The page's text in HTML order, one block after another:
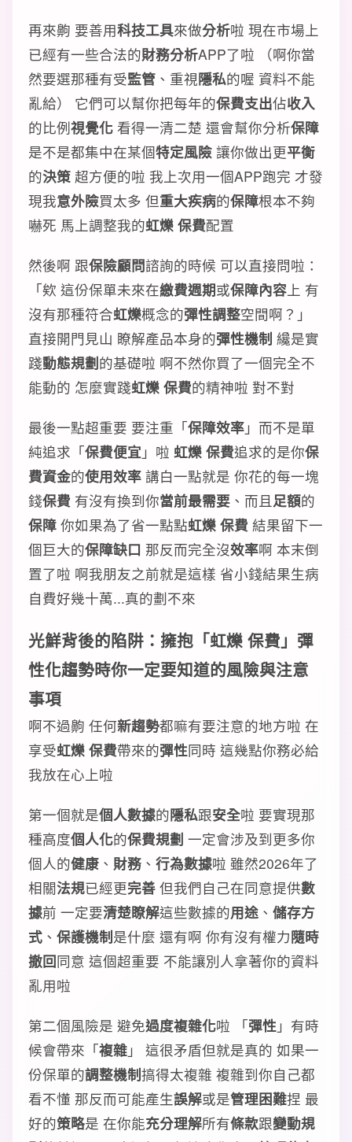
再來齁 要善用科技工具來做分析啦 現在市場上
已經有一些合法的財務分析APP了啦 （啊你當
然要選那種有受監管 、重視隱私的喔 資料不能
亂給） 它們可以幫你把每年的保費支出佔收入
的比例視覺化 看得一清二楚 還會幫你分析保障
是不是都集中在某個特定風險 讓你做出更平衡
的決策 超方便的啦 我上次用一個APP跑完 才發
現我意外險買太多 但重大疾病的保障根本不夠
嚇死 馬上調整我的虹爍 保費配置
然後啊 跟保險顧問諮詢的時候 可以直接問啦：
「欸 這份保單未來在繳費週期或保障內容上 有
沒有那種符合虹爍概念的彈性調整空間啊？」
直接開門見山 瞭解產品本身的彈性機制 纔是實
踐動態規劃的基礎啦 啊不然你買了一個完全不
能動的 怎麼實踐虹爍 保費的精神啦 對不對
最後一點超重要 要注重「保障效率」而不是單
純追求「保費便宜」啦 虹爍 保費追求的是你保
費資金的使用效率 講白一點就是 你花的每一塊
錢保費 有沒有換到你當前最需要 、而且足額的
保障 你如果為了省一點點虹爍 保費 結果留下一
個巨大的保障缺口 那反而完全沒效率啊 本末倒
置了啦 啊我朋友之前就是這樣 省小錢結果生病
自費好幾十萬...真的劃不來
光鮮背後的陷阱：擁抱「虹爍 保費」 彈
性化趨勢時你一定要知道的風險與注意
事項
啊不過齁 任何新趨勢都嘛有要注意的地方啦 在
享受虹爍 保費帶來的彈性同時 這幾點你務必給
我放在心上啦
第一個就是個人數據的隱私跟安全啦 要實現那
種高度個人化的保費規劃 一定會涉及到更多你
個人的健康 、 財務 、 行為數據啦 雖然2026年了
相關法規已經更完善 但我們自己在同意提供數
據前 一定要清楚瞭解這些數據的用途 、 儲存方
式 、 保護機制是什麼 還有啊 你有沒有權力隨時
撤回同意 這個超重要 不能讓別人拿著你的資料
亂用啦
第二個風險是 避免過度複雜化啦 「彈性」有時
候會帶來「複雜」 這很矛盾但就是真的 如果一
份保單的調整機制搞得太複雜 複雜到你自己都
看不懂 那反而可能產生誤解或是管理困難捏 最
好的策略是 在你能充分理解所有條款跟變動規